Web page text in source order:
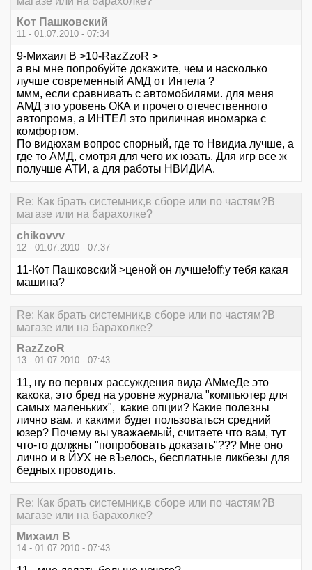
Кот Пашковский
11 - 01.07.2010 - 07:34
9-Михаил В >10-RazZzoR >
а вы мне попробуйте докажите, чем и насколько
лучше современный АМД от Интела ?
ммм, если сравнивать с автомобилями. для меня
АМД это уровень ОКА и прочего отечественного
автопрома, а ИНТЕЛ это приличная иномарка с
комфортом.
По видюхам вопрос спорный, где то Нвидиа лучше, а
где то АМД, смотря для чего их юзать. Для игр все ж
получше АТИ, а для работы НВИДИА.
Re: Как брать системник,в сборе или по частям?В
магазе или на барахолке?
chikovvv
12 - 01.07.2010 - 07:37
11-Кот Пашковский >ценой он лучше!off:у тебя какая
машина?
Re: Как брать системник,в сборе или по частям?В
магазе или на барахолке?
RazZzoR
13 - 01.07.2010 - 07:43
11, ну во первых рассуждения вида АМмеДе это
какока, это бред на уровне журнала "компьютер для
самых маленьких", какие опции? Какие полезны
лично вам, и какими будет пользоваться средний
юзер? Почему вы уважаемый, считаете что вам, тут
что-то должны "попробовать доказать"??? Мне оно
лично и в ЙУХ не вЪелось, бесплатные ликбезы для
бедных проводить.
Re: Как брать системник,в сборе или по частям?В
магазе или на барахолке?
Михаил В
14 - 01.07.2010 - 07:43